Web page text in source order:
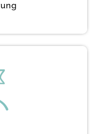
Gespräch